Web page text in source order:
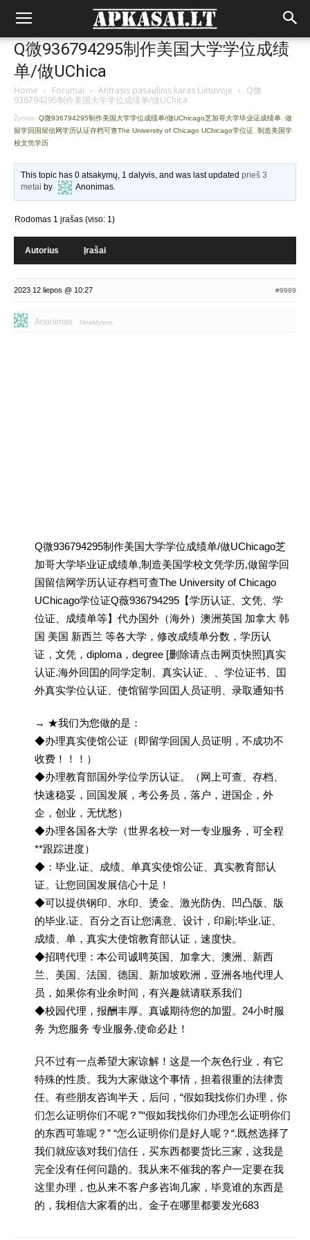
Q微936794295制作美国大学学位成绩
单/做UChica
Home › Forumai › Antrasis pasaulinis karas Lietuvoje › Q微
936794295制作美国大学学位成绩单/做UChica
Žymos: Q微936794295制作美国大学学位成绩单/做UChicago芝加哥大学毕业证成绩单 做
留学回国留信网学历认证存档可查The University of Chicago UChicago学位证 制造美国学
校文凭学历
This topic has 0 atsakymų, 1 dalyvis, and was last updatedprieš 3
metai by Anonimas.
Rodomas 1 įrašas (viso: 1)
Autorius Įrašai
2023 12 liepos @ 10:27 #9989
Anonimas Neaktyvus
Q微936794295制作美国大学学位成绩单/做UChicago芝
加哥大学毕业证成绩单,制造美国学校文凭学历,做留学回
国留信网学历认证存档可查The University of Chicago
UChicago学位证Q薇936794295【学历认证、文凭、学
位证、成绩单等】代办国外（海外）澳洲英国 加拿大 韩
国 美国 新西兰 等各大学，修改成绩单分数，学历认
证，文凭，diploma，degree [删除请点击网页快照]真实
认证.海外回囯的同学定制、真实认证、、学位证书、囯
外真实学位认证、使馆留学回囯人员证明、录取通知书
→ ★我们为您做的是：
◆办理真实使馆公证（即留学回国人员证明，不成功不
收费！！！）
◆办理教育部国外学位学历认证。（网上可查、存档、
快速稳妥，回国发展，考公务员，落户，进国企，外
企，创业，无忧愁）
◆办理各国各大学（世界名校一对一专业服务，可全程
**跟踪进度）
◆：毕业.证、成绩、单真实使馆公证、真实教育部认
证。让您回国发展信心十足！
◆可以提供钢印、水印、烫金、激光防伪、凹凸版、版
的毕业.证、百分之百让您满意、设计，印刷;毕业.证、
成绩、单，真实大使馆教育部认证，速度快。
◆招聘代理：本公司诚聘英国、加拿大、澳洲、新西
兰、美国、法国、德国、新加坡欧洲，亚洲各地代理人
员，如果你有业余时间，有兴趣就请联系我们
◆校园代理，报酬丰厚。真诚期待您的加盟。24小时服
务 为您服务 专业服务,使命必赴！
只不过有一点希望大家谅解！这是一个灰色行业，有它
特殊的性质。我为大家做这个事情，担着很重的法律责
任。有些朋友咨询半天，后问，“假如我找你们办理，你
们怎么证明你们不呢？”“假如我找你们办理怎么证明你们
的东西可靠呢？” “怎么证明你们是好人呢？“.既然选择了
我们就应该对我们信任，买东西都要货比三家，这我是
完全没有任何问题的。我从来不催我的客户一定要在我
这里办理，也从来不客户多咨询几家，毕竟谁的东西是
的，我相信大家看的出。金子在哪里都要发光683